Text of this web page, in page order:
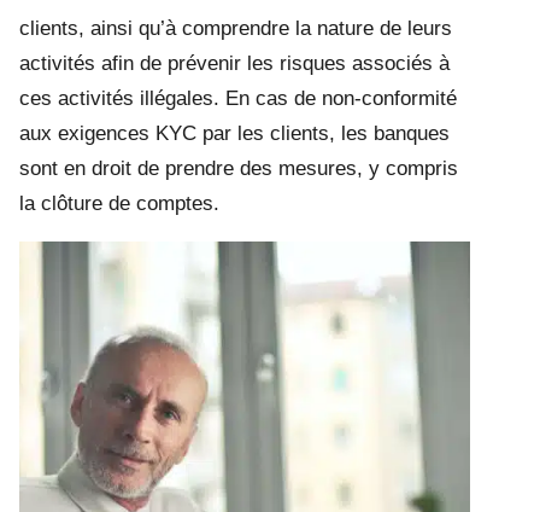
clients, ainsi qu’à comprendre la nature de leurs
activités afin de prévenir les risques associés à
ces activités illégales. En cas de non-conformité
aux exigences KYC par les clients, les banques
sont en droit de prendre des mesures, y compris
la clôture de comptes.